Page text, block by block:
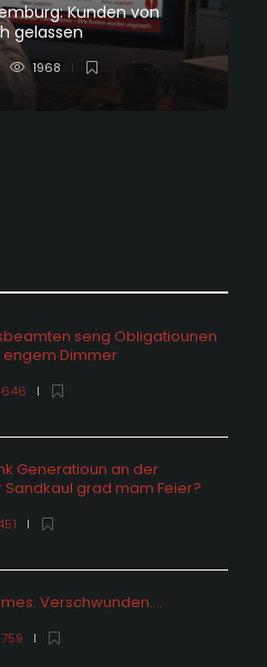
Kunden von
gelassen
1968
seng Obligatiounen
engem Dimmer
646
Generatioun an der
grad mam Feier?
Verschwunden….
759